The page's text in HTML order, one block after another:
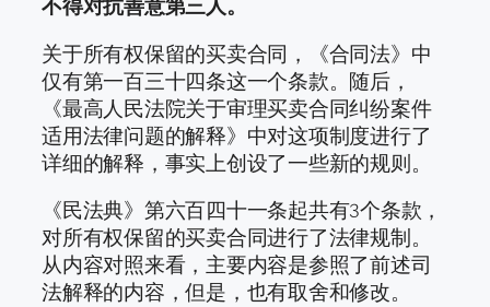
不得对抗善意第三人。
关于所有权保留的买卖合同，《合同法》中
仅有第一百三十四条这一个条款。随后，
《最高人民法院关于审理买卖合同纠纷案件
适用法律问题的解释》中对这项制度进行了
详细的解释，事实上创设了一些新的规则。
《民法典》第六百四十一条起共有3个条款，
对所有权保留的买卖合同进行了法律规制。
从内容对照来看，主要内容是参照了前述司
法解释的内容，但是，也有取舍和修改。